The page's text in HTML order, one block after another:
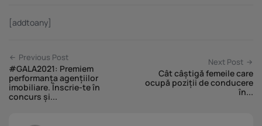
[addtoany]
Previous Post
#GALA2021: Premiem
performanța agențiilor
imobiliare. Înscrie-te în
concurs și...
Next Post
Cât câștigă femeile care
ocupă poziții de conducere
în...